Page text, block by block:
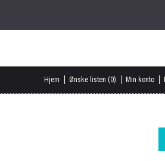
Hjem Ønske listen (0) Min konto